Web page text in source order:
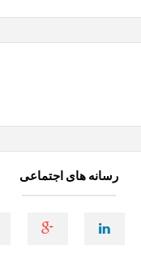
رسانه های اجتماعی